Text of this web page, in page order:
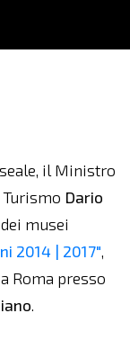
il Ministro
Dario
musei
2014 | 2017",
Roma presso
.